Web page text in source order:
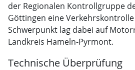
der Regionalen Kontrollgruppe
Göttingen eine
Schwerpunkt lag dabei auf
Landkreis Hameln-Pyrmont.
Technische Überprüfung